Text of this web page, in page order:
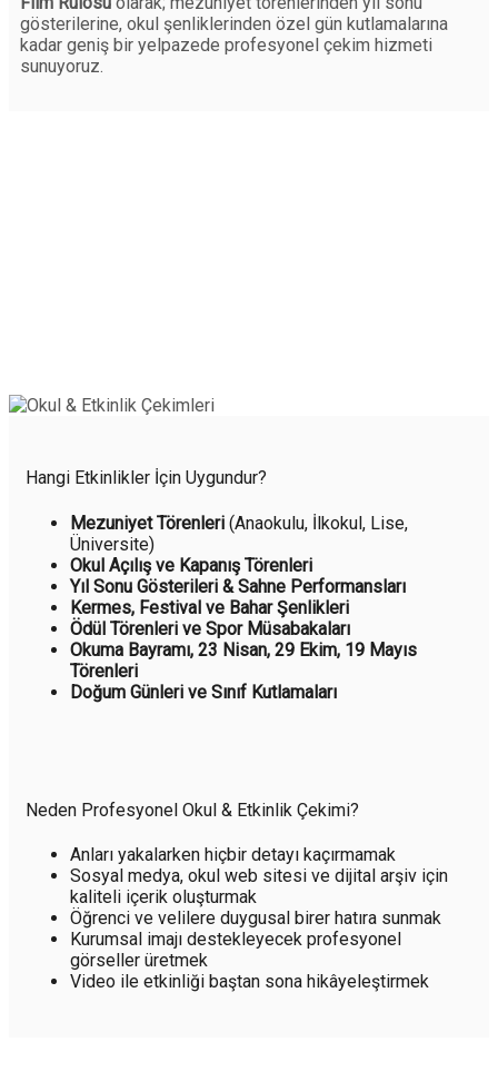
gösterilerine, okul şenliklerinden özel gün kutlamalarına
kadar geniş bir yelpazede profesyonel çekim hizmeti
sunuyoruz.
Hangi Etkinlikler İçin Uygundur?
Mezuniyet Törenleri (Anaokulu, İlkokul, Lise,
Üniversite)
Okul Açılış ve Kapanış Törenleri
Yıl Sonu Gösterileri & Sahne Performansları
Kermes, Festival ve Bahar Şenlikleri
Ödül Törenleri ve Spor Müsabakaları
Okuma Bayramı, 23 Nisan, 29 Ekim, 19 Mayıs
Törenleri
Doğum Günleri ve Sınıf Kutlamaları
Neden Profesyonel Okul & Etkinlik Çekimi?
Anları yakalarken hiçbir detayı kaçırmamak
Sosyal medya, okul web sitesi ve dijital arşiv için
kaliteli içerik oluşturmak
Öğrenci ve velilere duygusal birer hatıra sunmak
Kurumsal imajı destekleyecek profesyonel
görseller üretmek
Video ile etkinliği baştan sona hikâyeleştirmek